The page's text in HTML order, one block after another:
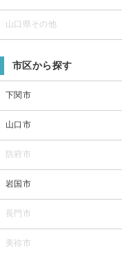
山口県その他
市区から探す
下関市
山口市
防府市
岩国市
長門市
美祢市